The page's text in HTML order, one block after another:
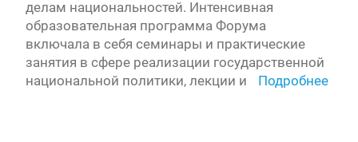
делам национальностей. Интенсивная
образовательная программа Форума
включала в себя семинары и практические
занятия в сфере реализации государственной
национальной политики, лекции и
Подробнее